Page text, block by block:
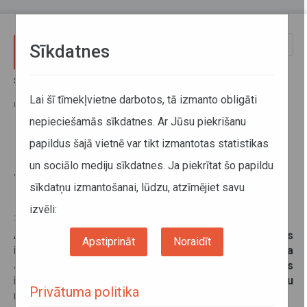
Sākums
reģionālo autobusu maršrutos
No septembra pietura “Jānītis”
Smiltenē tiek iekļauta vairākos
reģionālo autobusu maršrutos
22. augusts 2024
Atsaucoties Smiltenes novada pašvaldības
ierosinājumam, no šī gada 1. septembra pietura
Jānītis
, kas atrodas Smiltenē, Rīgas ielā 8 un Rīgas
ielā 5, tiek iekļauta vairāku reģionālo autobusu
maršrutu kustības grafikos.
Sīkdatnes
Lai šī tīmekļvietne darbotos, tā izmanto obligāti
nepieciešamās sīkdatnes. Ar Jūsu piekrišanu
papildus šajā vietnē var tikt izmantotas statistikas
un sociālo mediju sīkdatnes. Ja piekrītat šo papildu
sīkdatņu izmantošanai, lūdzu, atzīmējiet savu
izvēli:
Apstiprināt Noraidīt
Privātuma politika